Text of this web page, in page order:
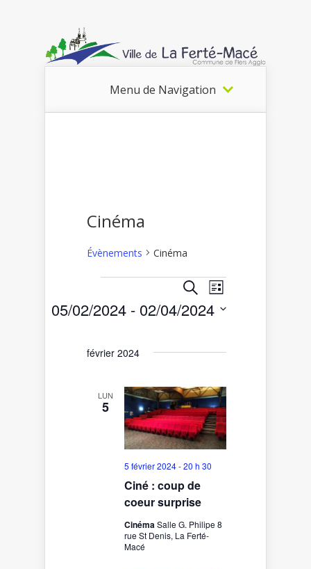
Menu de Navigation
Cinéma
Évènements Cinéma
Recherche
et
navigation
vues
RechercheNavigation
de
vues
Liste
05/02/2024 - 02/04/2024
février 2024
LUN
5
Ciné : coup de
coeur surprise
5 février 2024 - 20 h 30
Cinéma Salle G. Philipe 8
rue St Denis, La Ferté-
Macé